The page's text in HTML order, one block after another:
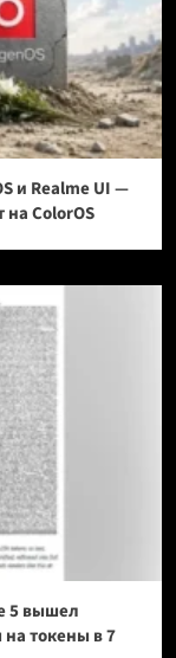
и Realme UI —
ColorOS
5 вышел
токены в 7